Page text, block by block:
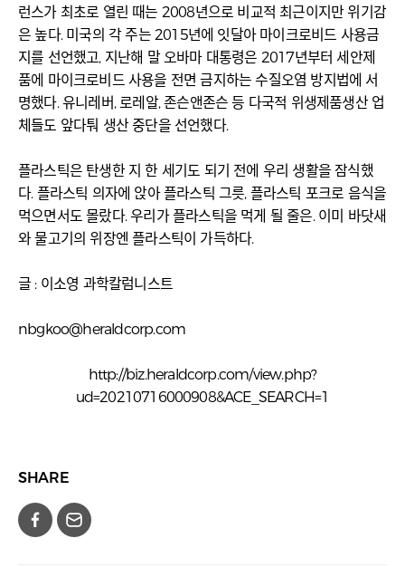
런스가 최초로 열린 때는 2008년으로 비교적 최근이지만 위기감
은 높다. 미국의 각 주는 2015년에 잇달아 마이크로비드 사용금
지를 선언했고, 지난해 말 오바마 대통령은 2017년부터 세안제
품에 마이크로비드 사용을 전면 금지하는 수질오염 방지법에 서
명했다. 유니레버, 로레알, 존슨앤존슨 등 다국적 위생제품생산 업
체들도 앞다퉈 생산 중단을 선언했다.
플라스틱은 탄생한 지 한 세기도 되기 전에 우리 생활을 잠식했
다. 플라스틱 의자에 앉아 플라스틱 그릇, 플라스틱 포크로 음식을
먹으면서도 몰랐다. 우리가 플라스틱을 먹게 될 줄은. 이미 바닷새
와 물고기의 위장엔 플라스틱이 가득하다.
글 : 이소영 과학칼럼니스트
nbgkoo@heraldcorp.com
http://biz.heraldcorp.com/view.php?
ud=20210716000908&ACE_SEARCH=1
SHARE